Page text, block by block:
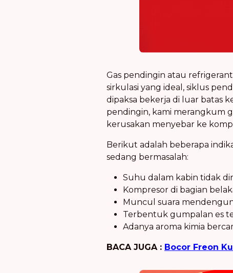
Gas pendingin atau
sirkulasi yang ideal, siklus
dipaksa bekerja di luar batas
pendingin, kami merangkum
kerusakan menyebar ke
Berikut adalah beberapa
sedang bermasalah:
Suhu dalam kabin tidak
Kompresor di bagian
Muncul suara
Terbentuk gumpalan es
Adanya aroma kimia
BACA JUGA : Bocor Freon